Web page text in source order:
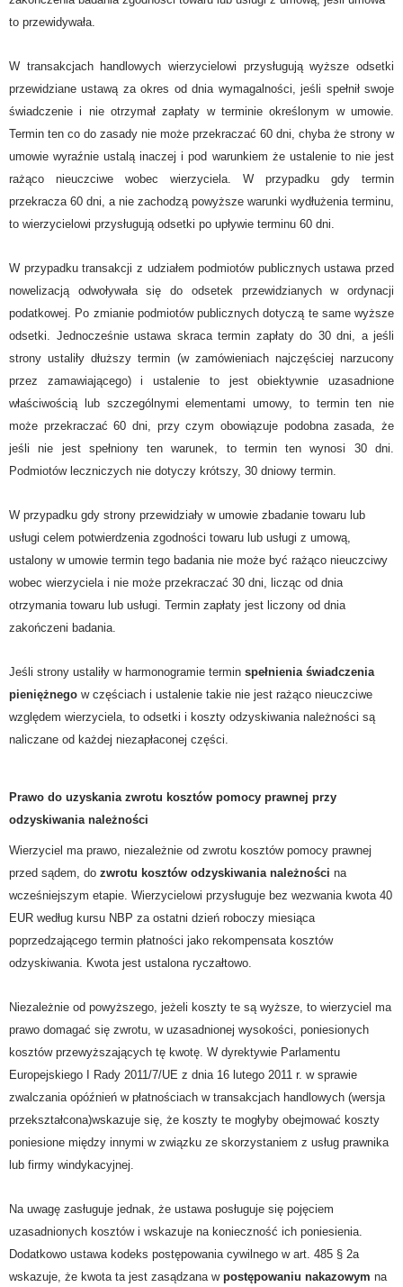
to przewidywała.
W transakcjach handlowych wierzycielowi przysługują wyższe odsetki
przewidziane ustawą za okres od dnia wymagalności, jeśli spełnił swoje
świadczenie i nie otrzymał zapłaty w terminie określonym w umowie.
Termin ten co do zasady nie może przekraczać 60 dni, chyba że strony w
umowie wyraźnie ustalą inaczej i pod warunkiem że ustalenie to nie jest
rażąco nieuczciwe wobec wierzyciela. W przypadku gdy termin
przekracza 60 dni, a nie zachodzą powyższe warunki wydłużenia terminu,
to wierzycielowi przysługują odsetki po upływie terminu 60 dni.
W przypadku transakcji z udziałem podmiotów publicznych ustawa przed
nowelizacją odwoływała się do odsetek przewidzianych w ordynacji
podatkowej. Po zmianie podmiotów publicznych dotyczą te same wyższe
odsetki. Jednocześnie ustawa skraca termin zapłaty do 30 dni, a jeśli
strony ustaliły dłuższy termin (w zamówieniach najczęściej narzucony
przez zamawiającego) i ustalenie to jest obiektywnie uzasadnione
właściwością lub szczególnymi elementami umowy, to termin ten nie
może przekraczać 60 dni, przy czym obowiązuje podobna zasada, że
jeśli nie jest spełniony ten warunek, to termin ten wynosi 30 dni.
Podmiotów leczniczych nie dotyczy krótszy, 30 dniowy termin.
W przypadku gdy strony przewidziały w umowie zbadanie towaru lub
usługi celem potwierdzenia zgodności towaru lub usługi z umową,
ustalony w umowie termin tego badania nie może być rażąco nieuczciwy
wobec wierzyciela i nie może przekraczać 30 dni, licząc od dnia
otrzymania towaru lub usługi. Termin zapłaty jest liczony od dnia
zakończeni badania.
Jeśli strony ustaliły w harmonogramie termin spełnienia świadczenia
pieniężnego w częściach i ustalenie takie nie jest rażąco nieuczciwe
względem wierzyciela, to odsetki i koszty odzyskiwania należności są
naliczane od każdej niezapłaconej części.
Prawo do uzyskania zwrotu kosztów pomocy prawnej przy
odzyskiwania należności
Wierzyciel ma prawo, niezależnie od zwrotu kosztów pomocy prawnej
przed sądem, do zwrotu kosztów odzyskiwania należności na
wcześniejszym etapie. Wierzycielowi przysługuje bez wezwania kwota 40
EUR według kursu NBP za ostatni dzień roboczy miesiąca
poprzedzającego termin płatności jako rekompensata kosztów
odzyskiwania. Kwota jest ustalona ryczałtowo.
Niezależnie od powyższego, jeżeli koszty te są wyższe, to wierzyciel ma
prawo domagać się zwrotu, w uzasadnionej wysokości, poniesionych
kosztów przewyższających tę kwotę. W dyrektywie Parlamentu
Europejskiego I Rady 2011/7/UE z dnia 16 lutego 2011 r. w sprawie
zwalczania opóźnień w płatnościach w transakcjach handlowych (wersja
przekształcona)wskazuje się, że koszty te mogłyby obejmować koszty
poniesione między innymi w związku ze skorzystaniem z usług prawnika
lub firmy windykacyjnej.
Na uwagę zasługuje jednak, że ustawa posługuje się pojęciem
uzasadnionych kosztów i wskazuje na konieczność ich poniesienia.
Dodatkowo ustawa kodeks postępowania cywilnego w art. 485 § 2a
wskazuje, że kwota ta jest zasądzana w postępowaniu nakazowym na